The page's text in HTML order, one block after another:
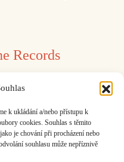
k ukládání a/nebo přístupu k
cookies. Souhlas s těmito
je chování při procházení nebo
souhlasu může nepříznivě
Records
irr. app. (ext.)
Records.